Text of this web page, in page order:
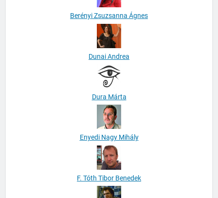
Berényi Zsuzsanna Ágnes
Dunai Andrea
Dura Márta
Enyedi Nagy Mihály
F. Tóth Tibor Benedek